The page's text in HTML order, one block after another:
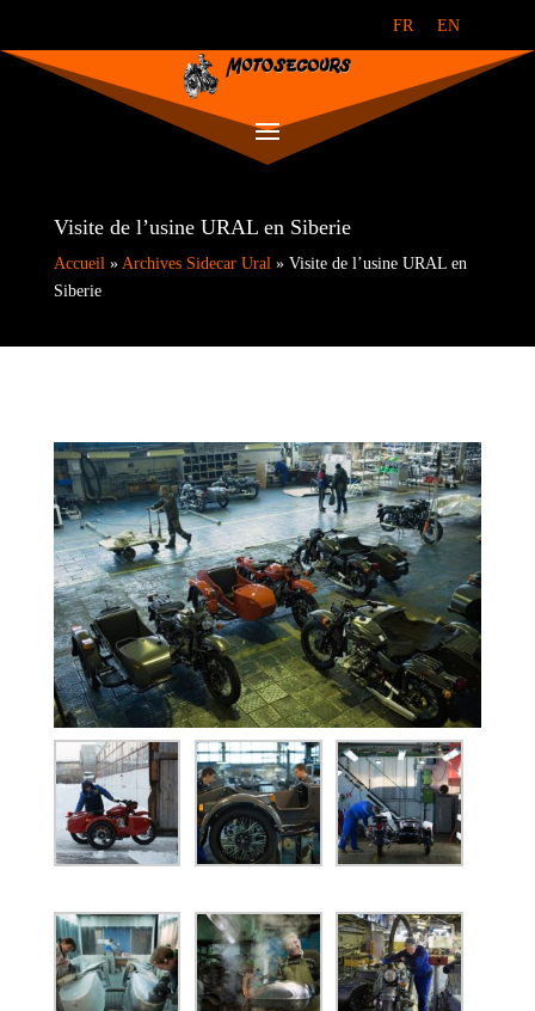
FR EN
Visite de l’usine URAL en Siberie
Accueil » Archives Sidecar Ural » Visite de l’usine URAL en
Siberie